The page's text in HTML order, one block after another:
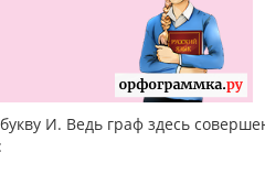
И. Ведь граф здесь